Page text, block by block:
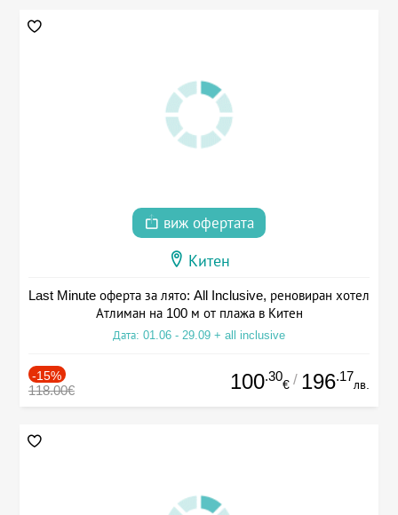
виж офертата
Китен
Last Minute оферта за лято: All Inclusive, реновиран хотел
Атлиман на 100 м от плажа в Китен
Дата: 01.06 - 29.09 + all inclusive
-15%
118.00€ 100.30
€ / 196.17
лв.